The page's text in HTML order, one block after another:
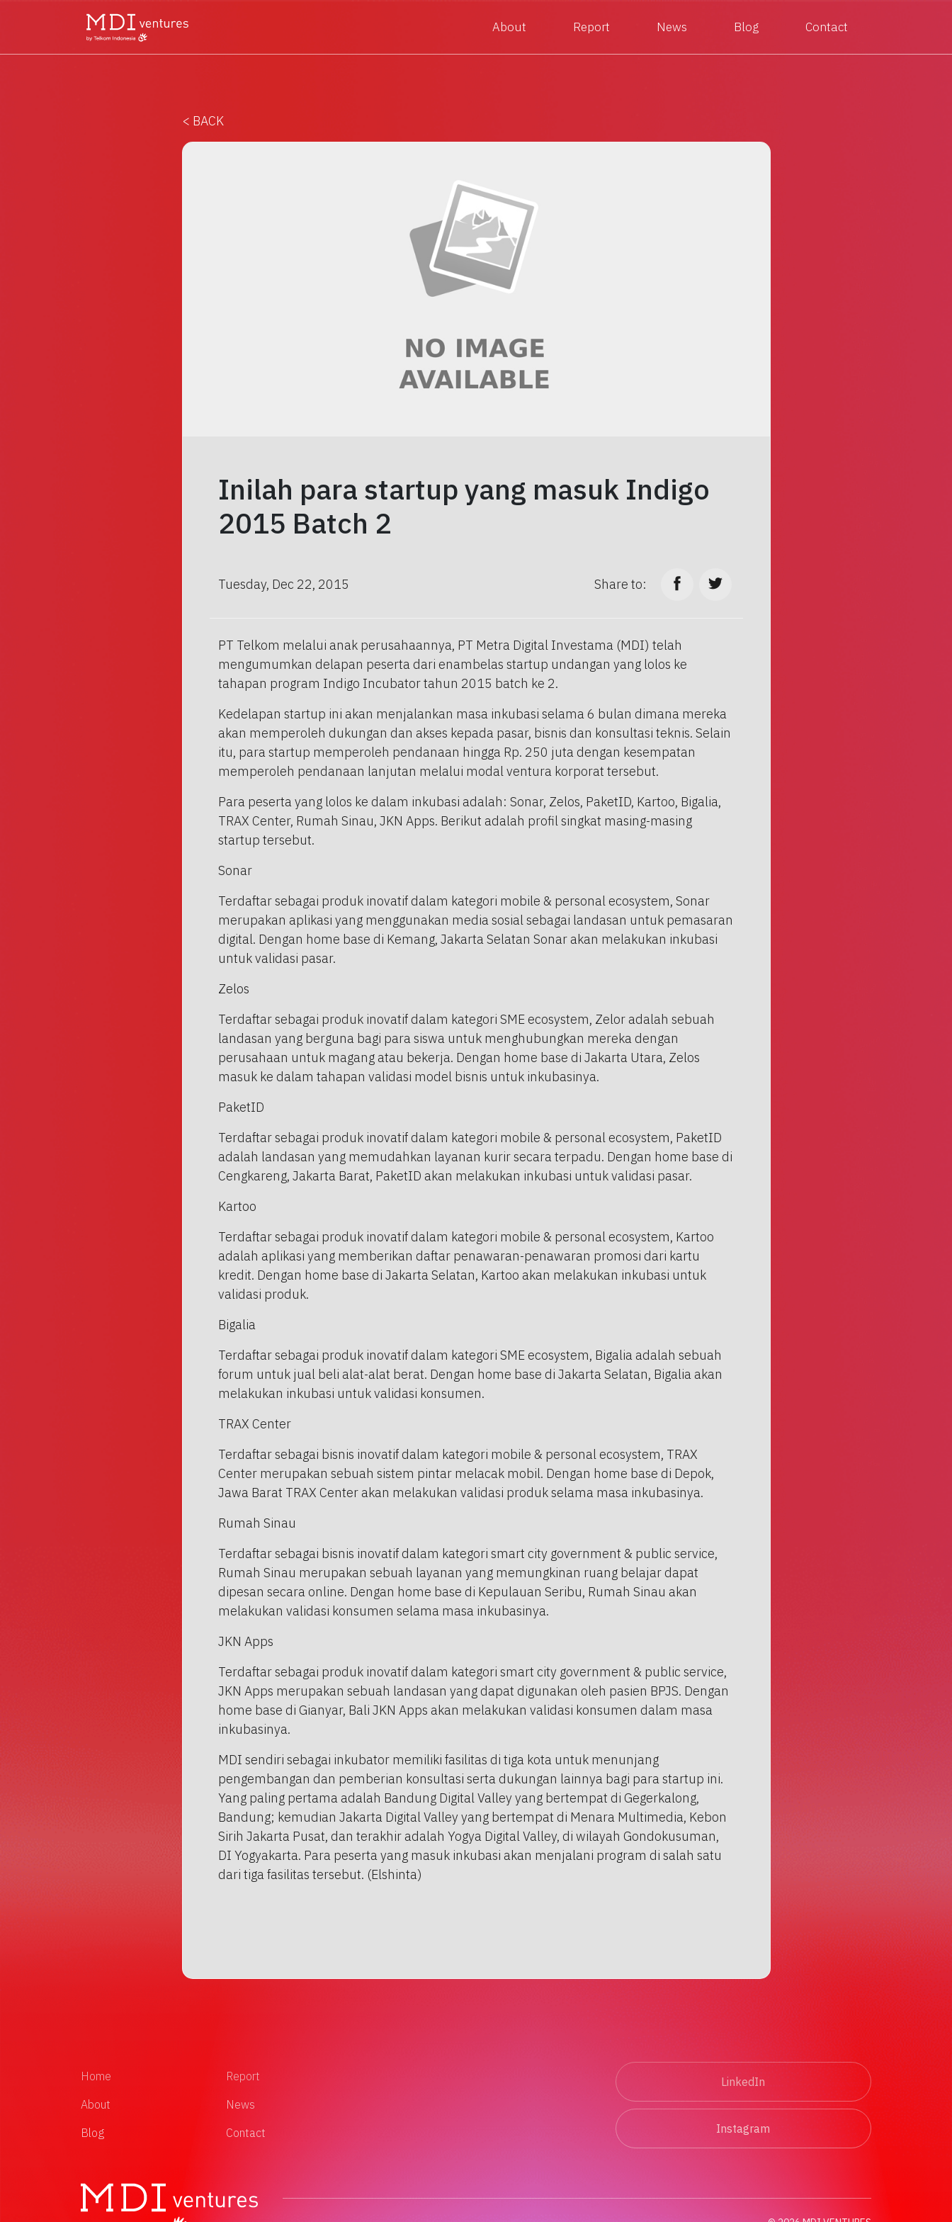
About Report News Blog Contact
< BACK
Inilah para startup yang masuk Indigo
2015 Batch 2
Tuesday, Dec 22, 2015 Share to:
PT Telkom melalui anak perusahaannya, PT Metra Digital Investama (MDI) telah
mengumumkan delapan peserta dari enambelas startup undangan yang lolos ke
tahapan program Indigo Incubator tahun 2015 batch ke 2.
Kedelapan startup ini akan menjalankan masa inkubasi selama 6 bulan dimana mereka
akan memperoleh dukungan dan akses kepada pasar, bisnis dan konsultasi teknis. Selain
itu, para startup memperoleh pendanaan hingga Rp. 250 juta dengan kesempatan
memperoleh pendanaan lanjutan melalui modal ventura korporat tersebut.
Para peserta yang lolos ke dalam inkubasi adalah: Sonar, Zelos, PaketID, Kartoo, Bigalia,
TRAX Center, Rumah Sinau, JKN Apps. Berikut adalah profil singkat masing-masing
startup tersebut.
Sonar
Terdaftar sebagai produk inovatif dalam kategori mobile & personal ecosystem, Sonar
merupakan aplikasi yang menggunakan media sosial sebagai landasan untuk pemasaran
digital. Dengan home base di Kemang, Jakarta Selatan Sonar akan melakukan inkubasi
untuk validasi pasar.
Zelos
Terdaftar sebagai produk inovatif dalam kategori SME ecosystem, Zelor adalah sebuah
landasan yang berguna bagi para siswa untuk menghubungkan mereka dengan
perusahaan untuk magang atau bekerja. Dengan home base di Jakarta Utara, Zelos
masuk ke dalam tahapan validasi model bisnis untuk inkubasinya.
PaketID
Terdaftar sebagai produk inovatif dalam kategori mobile & personal ecosystem, PaketID
adalah landasan yang memudahkan layanan kurir secara terpadu. Dengan home base di
Cengkareng, Jakarta Barat, PaketID akan melakukan inkubasi untuk validasi pasar.
Kartoo
Terdaftar sebagai produk inovatif dalam kategori mobile & personal ecosystem, Kartoo
adalah aplikasi yang memberikan daftar penawaran-penawaran promosi dari kartu
kredit. Dengan home base di Jakarta Selatan, Kartoo akan melakukan inkubasi untuk
validasi produk.
Bigalia
Terdaftar sebagai produk inovatif dalam kategori SME ecosystem, Bigalia adalah sebuah
forum untuk jual beli alat-alat berat. Dengan home base di Jakarta Selatan, Bigalia akan
melakukan inkubasi untuk validasi konsumen.
TRAX Center
Terdaftar sebagai bisnis inovatif dalam kategori mobile & personal ecosystem, TRAX
Center merupakan sebuah sistem pintar melacak mobil. Dengan home base di Depok,
Jawa Barat TRAX Center akan melakukan validasi produk selama masa inkubasinya.
Rumah Sinau
Terdaftar sebagai bisnis inovatif dalam kategori smart city government & public service,
Rumah Sinau merupakan sebuah layanan yang memungkinan ruang belajar dapat
dipesan secara online. Dengan home base di Kepulauan Seribu, Rumah Sinau akan
melakukan validasi konsumen selama masa inkubasinya.
JKN Apps
Terdaftar sebagai produk inovatif dalam kategori smart city government & public service,
JKN Apps merupakan sebuah landasan yang dapat digunakan oleh pasien BPJS. Dengan
home base di Gianyar, Bali JKN Apps akan melakukan validasi konsumen dalam masa
inkubasinya.
MDI sendiri sebagai inkubator memiliki fasilitas di tiga kota untuk menunjang
pengembangan dan pemberian konsultasi serta dukungan lainnya bagi para startup ini.
Yang paling pertama adalah Bandung Digital Valley yang bertempat di Gegerkalong,
Bandung; kemudian Jakarta Digital Valley yang bertempat di Menara Multimedia, Kebon
Sirih Jakarta Pusat, dan terakhir adalah Yogya Digital Valley, di wilayah Gondokusuman,
DI Yogyakarta. Para peserta yang masuk inkubasi akan menjalani program di salah satu
dari tiga fasilitas tersebut. (Elshinta)
Home
About
Blog
Report
News
Contact
LinkedIn
Instagram